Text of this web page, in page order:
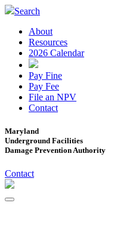
Search
About
Resources
2026 Calendar
Pay Fine
Pay Fee
File an NPV
Contact
Maryland
Underground Facilities
Damage Prevention Authority
Contact